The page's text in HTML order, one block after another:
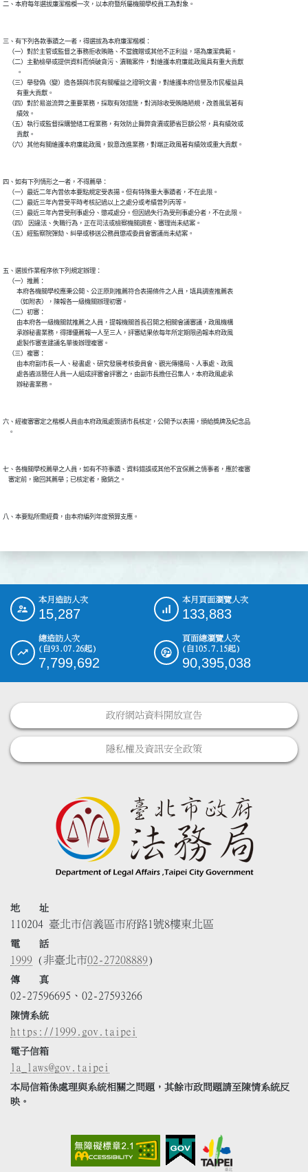
二、本府每年選拔廉潔楷模一次，以本府暨所屬機關學校員工為對象。
三、有下列各款事蹟之一者，得選拔為本府廉潔楷模：
    （一）對於主管或監督之事務拒收賄賂、不當餽贈或其他不正利益，堪為廉潔典範。
    （二）主動檢舉或提供資料而偵破貪污、瀆職案件，對維護本府廉能政風具有重大貢獻
          。
    （三）舉發偽（變）造各類與市民有關權益之證明文書，對維護本府信譽及市民權益具
          有重大貢獻。
    （四）對於易滋流弊之重要業務，採取有效措施，對消除收受賄賂陋規，改善風氣著有
          績效。
    （五）執行或監督採購營繕工程業務，有效防止舞弊貪瀆或節省巨額公帑，具有績效或
          貢獻。
    （六）其他有關維護本府廉能政風，銳意改進業務，對端正政風著有績效或重大貢獻。
四、如有下列情形之一者，不得薦舉：
    （一）最近二年內曾依本要點規定受表揚。但有特殊重大事蹟者，不在此限。
    （二）最近三年內曾受平時考核記過以上之處分或考績曾列丙等。
    （三）最近三年內曾受刑事處分、懲戒處分。但因過失行為受刑事處分者，不在此限。
    （四） 因違法、失職行為，正在司法或檢察機關調查、審理尚未結案。
    （五）經監察院彈劾、糾舉或移送公務員懲戒委員會審議尚未結案。
五、選拔作業程序依下列規定辦理：
    （一）推薦：
          本府各機關學校應秉公開、公正原則推薦符合表揚條件之人員，填具調查推薦表
          （如附表），陳報各一級機關辦理初審。
    （二）初審：
          由本府各一級機關就推薦之人員，提報機關首長召開之相關會議審議，政風機構
          承辦秘書業務，得擇優薦報一人至三人，評審結果依每年所定期限函報本府政風
          處製作審查建議名單後辦理複審。
    （三）複審：
          由本府副市長一人、秘書處、研究發展考核委員會、觀光傳播局、人事處、政風
          處各遴派簡任人員一人組成評審會評審之，由副市長擔任召集人，本府政風處承
          辦秘書業務。
六、經複審審定之楷模人員由本府政風處簽請市長核定，公開予以表揚，頒給獎牌及紀念品
    。
七、各機關學校薦舉之人員，如有不符事蹟、資料錯誤或其他不宜保薦之情事者，應於複審
    審定前，撤回其薦舉；已核定者，撤銷之。
八、本要點所需經費，由本府編列年度預算支應。
::: 本月造訪人次
15,287
本月頁面瀏覽人次
133,883
總造訪人次
(自93.07.26起)
7,799,692
頁面總瀏覽人次
(自105.7.15起)
90,395,038
政府網站資料開放宣告
隱私權及資訊安全政策
地 址
110204 臺北市信義區市府路1號8樓東北區
電 話
1999 (非臺北市02-27208889)
傳 真
02-27596695、02-27593266
陳情系統
https://1999.gov.taipei
電子信箱
la_laws@gov.taipei
本局信箱係處理與系統相關之問題，其餘市政問題請至陳情系統反
映。